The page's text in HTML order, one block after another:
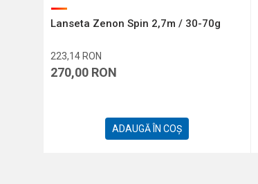
Lanseta Zenon Spin 2,7m / 30-70g
223,14 RON
270,00 RON
ADAUGĂ ÎN COȘ